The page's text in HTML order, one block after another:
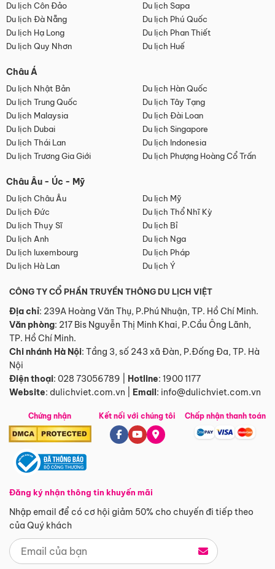
Du lịch Côn Đảo
Du lịch Sapa
Du lịch Đà Nẵng
Du lịch Phú Quốc
Du lịch Hạ Long
Du lịch Phan Thiết
Du lịch Quy Nhơn
Du lịch Huế
Châu Á
Du lịch Nhật Bản
Du lịch Hàn Quốc
Du lịch Trung Quốc
Du lịch Tây Tạng
Du lịch Malaysia
Du lịch Đài Loan
Du lịch Dubai
Du lịch Singapore
Du lịch Thái Lan
Du lịch Indonesia
Du lịch Trương Gia Giới
Du lịch Phượng Hoàng Cổ Trấn
Châu Âu - Úc - Mỹ
Du lịch Châu Âu
Du lịch Mỹ
Du lịch Đức
Du lịch Thổ Nhĩ Kỳ
Du lịch Thụy Sĩ
Du lịch Bỉ
Du lịch Anh
Du lịch Nga
Du lịch luxembourg
Du lịch Pháp
Du lịch Hà Lan
Du lịch Ý
CÔNG TY CỔ PHẦN TRUYỀN THÔNG DU LỊCH VIỆT
Địa chỉ: 239A Hoàng Văn Thụ, P.Phú Nhuận, TP. Hồ Chí Minh.
Văn phòng: 217 Bis Nguyễn Thị Minh Khai, P.Cầu Ông Lãnh,
TP. Hồ Chí Minh.
Chi nhánh Hà Nội: Tầng 3, số 243 xã Đàn, P.Đống Đa, TP. Hà
Nội
Điện thoại: 028 73056789 Hotline: 1900 1177
Website: dulichviet.com.vn Email: info@dulichviet.com.vn
Chứng nhận
Đăng ký nhận thông tin khuyến mãi
Nhập email để có cơ hội giảm 50% cho chuyến đi tiếp theo
của Quý khách
Kết nối với chúng tôi Chấp nhận thanh toán